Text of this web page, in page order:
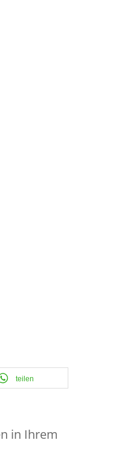
teilen
in Ihrem